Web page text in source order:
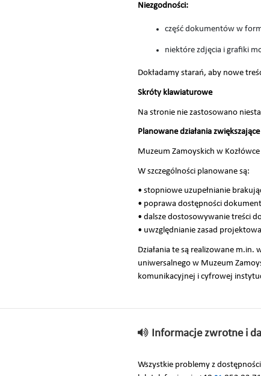
Niezgodności:
część dokumentów w
niektóre zdjęcia i grafiki
Dokładamy starań, aby nowe
Skróty klawiaturowe
Na stronie nie zastosowano
Planowane działania
Muzeum Zamoyskich w
W szczególności planowane są:
• stopniowe uzupełnianie
• poprawa dostępności
• dalsze dostosowywanie treści
• uwzględnianie zasad
Działania te są realizowane
uniwersalnego w Muzeum
komunikacyjnej i cyfrowej
Informacje zwrotne i
Wszystkie problemy z